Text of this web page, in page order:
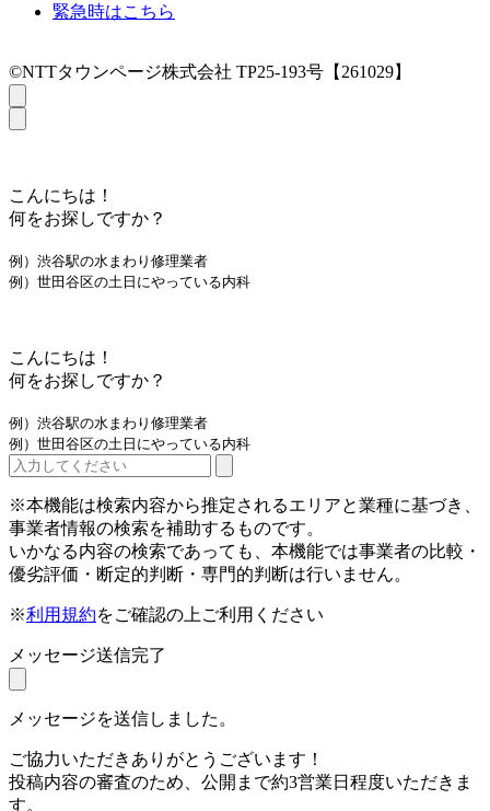
緊急時はこちら
©NTTタウンページ株式会社 TP25-193号【261029】
こんにちは！
何をお探しですか？
例）渋谷駅の水まわり修理業者
例）世田谷区の土日にやっている内科
こんにちは！
何をお探しですか？
例）渋谷駅の水まわり修理業者
例）世田谷区の土日にやっている内科
※本機能は検索内容から推定されるエリアと業種に基づき、
事業者情報の検索を補助するものです。
いかなる内容の検索であっても、本機能では事業者の比較・
優劣評価・断定的判断・専門的判断は行いません。
※利用規約をご確認の上ご利用ください
メッセージ送信完了
メッセージを送信しました。
ご協力いただきありがとうございます！
投稿内容の審査のため、公開まで約3営業日程度いただきま
す。